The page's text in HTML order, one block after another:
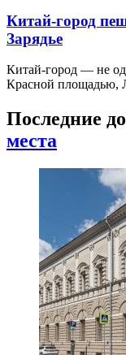
Китай-город
Зарядье
Китай-город — не
Красной площадью,
Последние
места